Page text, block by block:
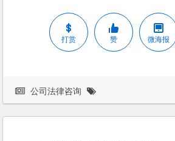
打赏 赞 微海报
公司法律咨询